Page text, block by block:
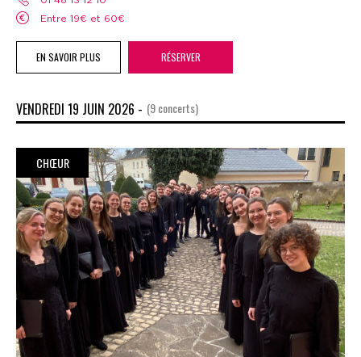
Entre 19€ et 60€
EN SAVOIR PLUS RÉSERVER
VENDREDI 19 JUIN 2026 - (9 concerts)
CHŒUR